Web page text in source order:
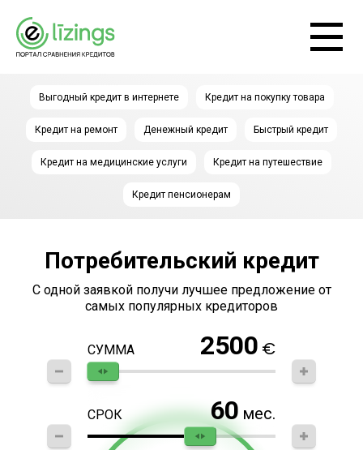
Выгодный кредит в интернете Кредит на покупку товара
Кредит на ремонт Денежный кредит Быстрый кредит
Кредит на медицинские услуги Кредит на путешествие
Кредит пенсионерам
Потребительский кредит
С одной заявкой получи лучшее предложение от
самых популярных кредиторов
СУММА 2500 €
СРОК 60 мес.